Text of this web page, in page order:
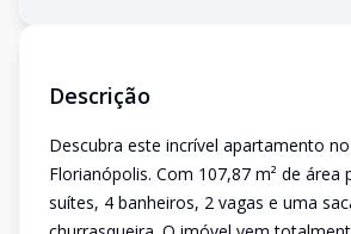
Descrição
Descubra este incrível apartamento no
Florianópolis. Com 107,87 m² de área
suítes, 4 banheiros, 2 vagas e uma